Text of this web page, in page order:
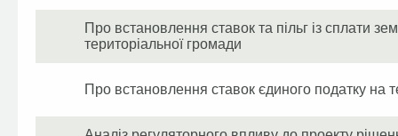
Про встановлення ставок та пільг із сплати
територіальної громади
Про встановлення ставок єдиного податку на